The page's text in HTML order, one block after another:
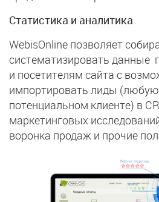
Статистика и аналитика
WebisOnline позволяет
систематизировать данные
и посетителям сайта с
импортировать лиды
потенциальном клиенте) в
маркетинговых
воронка продаж и прочие